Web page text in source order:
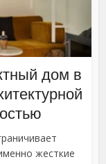
дом в
жесткие